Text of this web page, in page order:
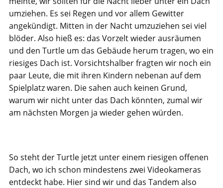
umziehen. Es sei Regen und vor allem Gewitter
angekündigt. Mitten in der Nacht umzuziehen sei viel
blöder. Also hieß es: das Vorzelt wieder ausräumen
und den Turtle um das Gebäude herum tragen, wo ein
riesiges Dach ist. Vorsichtshalber fragten wir noch ein
paar Leute, die mit ihren Kindern nebenan auf dem
Spielplatz waren. Die sahen auch keinen Grund,
warum wir nicht unter das Dach könnten, zumal wir
am nächsten Morgen ja wieder gehen würden.
So steht der Turtle jetzt unter einem riesigen offenen
Dach, wo ich schon mindestens zwei Videokameras
entdeckt habe. Hier sind wir und das Tandem also